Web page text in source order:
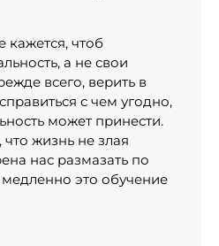
чтоб
а не свои
всего, верить в
с чем угодно,
может принести.
жизнь не злая
нас размазать по
это обучение